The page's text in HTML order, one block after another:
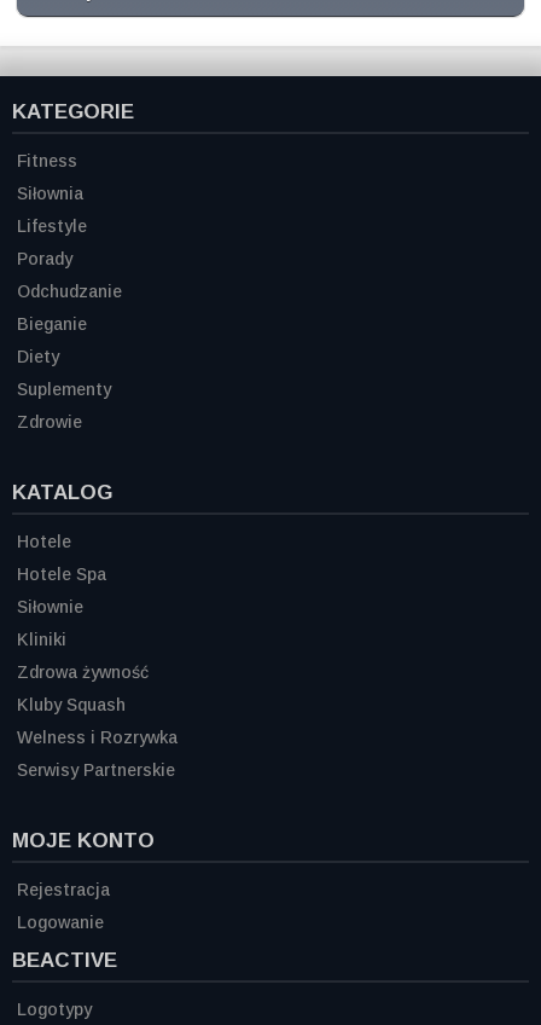
KATEGORIE
Fitness
Siłownia
Lifestyle
Porady
Odchudzanie
Bieganie
Diety
Suplementy
Zdrowie
KATALOG
Hotele
Hotele Spa
Siłownie
Kliniki
Zdrowa żywność
Kluby Squash
Welness i Rozrywka
Serwisy Partnerskie
MOJE KONTO
Rejestracja
Logowanie
BEACTIVE
Logotypy